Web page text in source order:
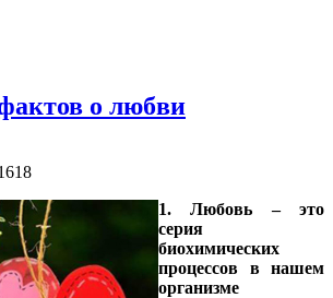
о любви
1. Любовь – это
серия
биохимических
процессов в нашем
организме